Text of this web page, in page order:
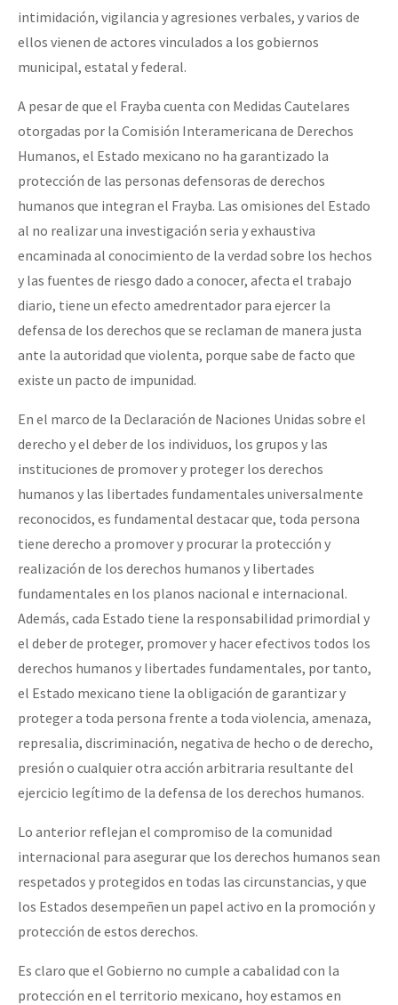
intimidación, vigilancia y agresiones verbales, y varios de
ellos vienen de actores vinculados a los gobiernos
municipal, estatal y federal.
A pesar de que el Frayba cuenta con Medidas Cautelares
otorgadas por la Comisión Interamericana de Derechos
Humanos, el Estado mexicano no ha garantizado la
protección de las personas defensoras de derechos
humanos que integran el Frayba. Las omisiones del Estado
al no realizar una investigación seria y exhaustiva
encaminada al conocimiento de la verdad sobre los hechos
y las fuentes de riesgo dado a conocer, afecta el trabajo
diario, tiene un efecto amedrentador para ejercer la
defensa de los derechos que se reclaman de manera justa
ante la autoridad que violenta, porque sabe de facto que
existe un pacto de impunidad.
En el marco de la Declaración de Naciones Unidas sobre el
derecho y el deber de los individuos, los grupos y las
instituciones de promover y proteger los derechos
humanos y las libertades fundamentales universalmente
reconocidos, es fundamental destacar que, toda persona
tiene derecho a promover y procurar la protección y
realización de los derechos humanos y libertades
fundamentales en los planos nacional e internacional.
Además, cada Estado tiene la responsabilidad primordial y
el deber de proteger, promover y hacer efectivos todos los
derechos humanos y libertades fundamentales, por tanto,
el Estado mexicano tiene la obligación de garantizar y
proteger a toda persona frente a toda violencia, amenaza,
represalia, discriminación, negativa de hecho o de derecho,
presión o cualquier otra acción arbitraria resultante del
ejercicio legítimo de la defensa de los derechos humanos.
Lo anterior reflejan el compromiso de la comunidad
internacional para asegurar que los derechos humanos sean
respetados y protegidos en todas las circunstancias, y que
los Estados desempeñen un papel activo en la promoción y
protección de estos derechos.
Es claro que el Gobierno no cumple a cabalidad con la
protección en el territorio mexicano, hoy estamos en